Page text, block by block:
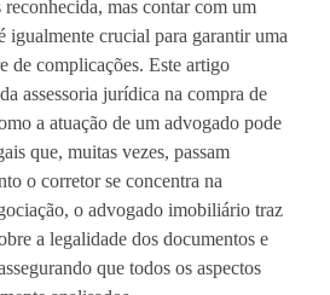
reconhecida, mas contar com um
igualmente crucial para garantir uma
de complicações. Este artigo
assessoria jurídica na compra de
a atuação de um advogado pode
que, muitas vezes, passam
o corretor se concentra na
o advogado imobiliário traz
a legalidade dos documentos e
que todos os aspectos